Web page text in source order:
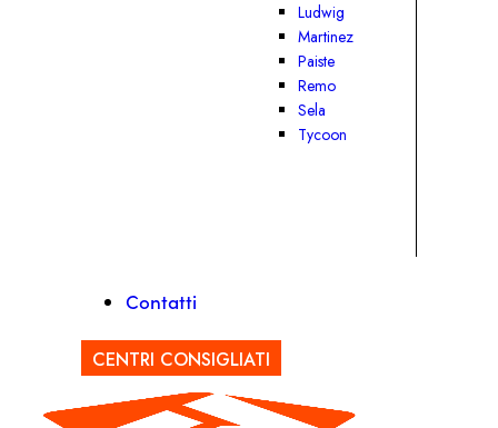
Ludwig
Martinez
Paiste
Remo
Sela
Tycoon
Contatti
CENTRI CONSIGLIATI